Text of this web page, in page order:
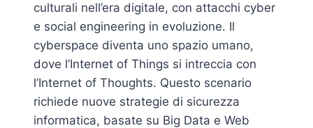
culturali nell’era digitale, con attacchi cyber
e social engineering in evoluzione. Il
cyberspace diventa uno spazio umano,
dove l’Internet of Things si intreccia con
l’Internet of Thoughts. Questo scenario
richiede nuove strategie di sicurezza
informatica, basate su Big Data e Web